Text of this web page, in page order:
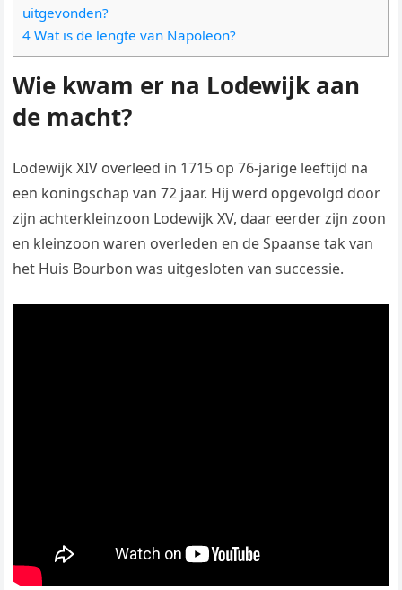
uitgevonden?
4 Wat is de lengte van Napoleon?
Wie kwam er na Lodewijk aan
de macht?
Lodewijk XIV overleed in 1715 op 76-jarige leeftijd na
een koningschap van 72 jaar. Hij werd opgevolgd door
zijn achterkleinzoon Lodewijk XV, daar eerder zijn zoon
en kleinzoon waren overleden en de Spaanse tak van
het Huis Bourbon was uitgesloten van successie.